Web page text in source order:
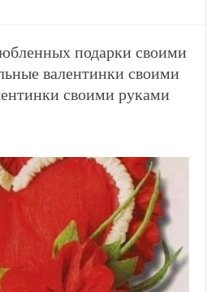
подарки своими
валентинки своими
своими руками